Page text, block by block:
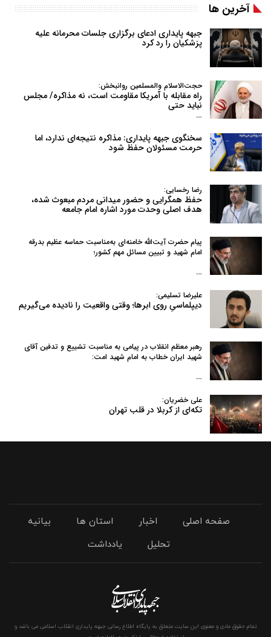
آخرین ها
جبهه پایداری ادعای برگزاری جلسات محرمانه علیه
پزشکیان را رد کرد
حجت‌الاسلام والمسلمین روانبخش:
راه مقابله با آمریکا مقاومت است، نه مذاکره/ مجلس
نباید حتی
…
سخنگوی جبهه پایداری: مذاکره نتیجه‌ای ندارد، اما
حرمت مسئولان حفظ شود
رضا رخسایی:
حفظ همگرایی و حضور میدانی مردم مبعوث شده،
هدف اصلی وحدت مورد اشاره امام جامعه
پیام حضرت آیت‌الله خامنه‌ای به‌مناسبت حماسه عظیم بدرقه
امام شهید و تبیین مسائل مهم کشور؛
…
علیرضا تسلیمی:
دیپلماسیِ روی ابرها؛ وقتی واقعیت را نادیده می‌گیریم
رهبر معظم انقلاب در پیامی به‌ مناسبت تشییع و تدفین آقای
شهید ایران خطاب به امام شهید امت:
…
علی خضریان:
تکه‌ای از کربلا در قلب تهران
صفحه اصلی اخبار استان ها
بیانیه
تحلیل
یادداشت
تمام حقوق مادی و معنوی این سایت متعلق به پایگاه اطلاع رسانی جبهه پایداری انقلاب اسلامی می باشد و